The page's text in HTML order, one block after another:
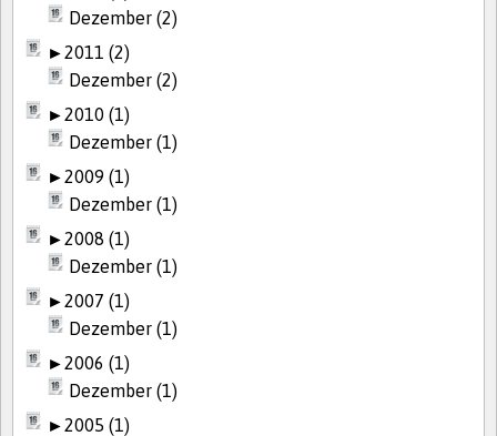
Dezember (2)
►2011 (2)
Dezember (2)
►2010 (1)
Dezember (1)
►2009 (1)
Dezember (1)
►2008 (1)
Dezember (1)
►2007 (1)
Dezember (1)
►2006 (1)
Dezember (1)
►2005 (1)